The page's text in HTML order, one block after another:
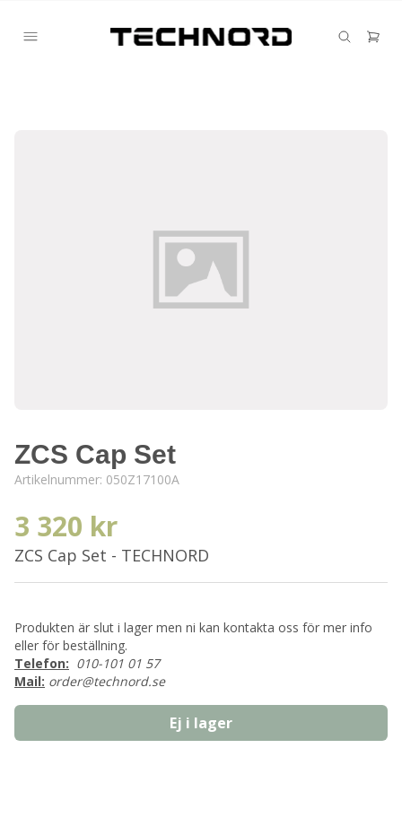
ZCS Cap Set
Artikelnummer: 050Z17100A
3 320 kr
ZCS Cap Set - TECHNORD
Produkten är slut i lager men ni kan kontakta oss för mer info
eller för beställning.
Telefon: 010-101 01 57
Mail: order@technord.se
Ej i lager